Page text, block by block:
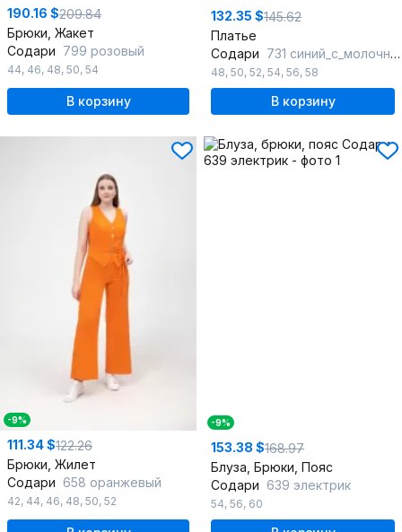
190.16 $209.84
Брюки, Жакет
Содари 799 розовый
44, 46, 48, 50, 54
В корзину
132.35 $145.62
Платье
Содари 731 синий_с_молочными_полосками
48, 50, 52, 54, 56, 58
В корзину
-9%
111.34 $122.26
Брюки, Жилет
Содари 658 оранжевый
42, 44, 46, 48, 50, 52
-9%
153.38 $168.97
Блуза, Брюки, Пояс
Содари 639 электрик
54, 56, 60